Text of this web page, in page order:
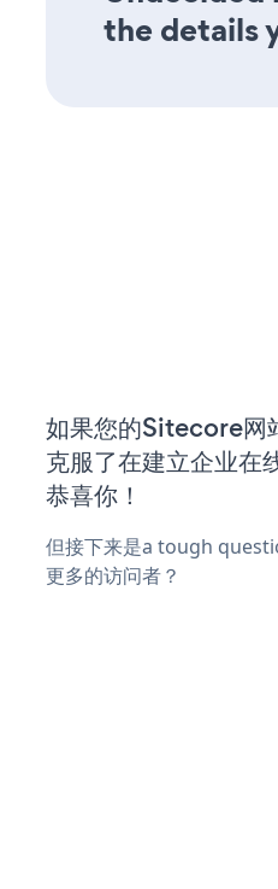
the details
如果您的Sitecore网
克服了在建立企业在
恭喜你！
但接下来是a tough
更多的访问者？